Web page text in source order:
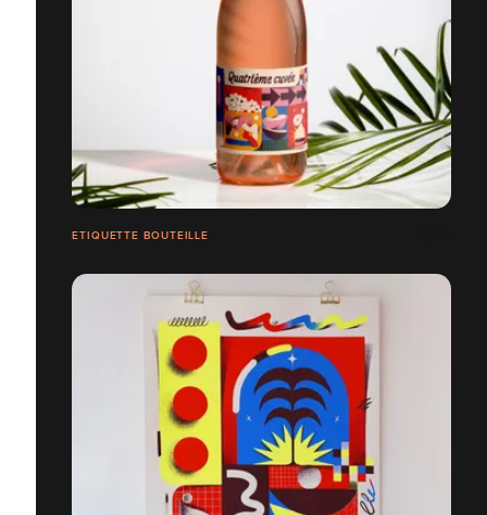
ETIQUETTE BOUTEILLE